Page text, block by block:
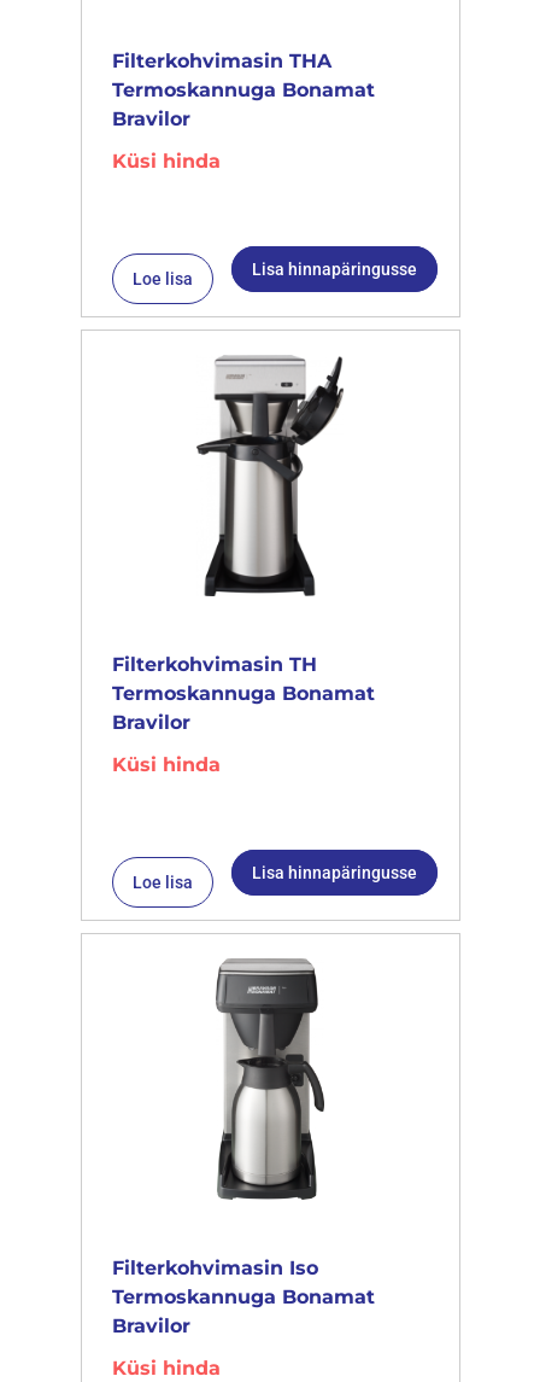
Filterkohvimasin THA
Termoskannuga Bonamat
Bravilor
Küsi hinda
Loe lisa Lisa hinnapäringusse
Filterkohvimasin TH
Termoskannuga Bonamat
Bravilor
Küsi hinda
Loe lisa Lisa hinnapäringusse
Filterkohvimasin Iso
Termoskannuga Bonamat
Bravilor
Küsi hinda